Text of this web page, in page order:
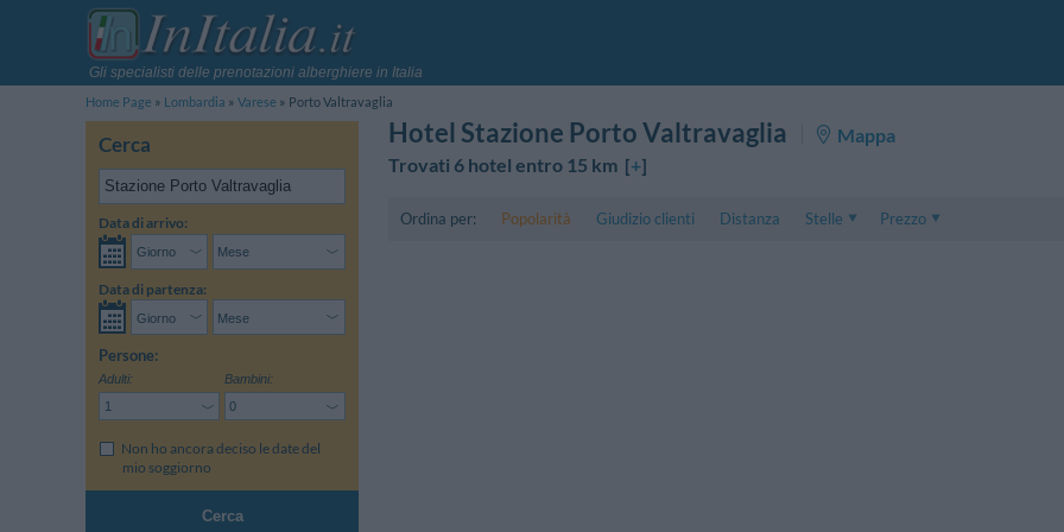
Gli specialisti delle prenotazioni alberghiere in Italia
Home Page
Lombardia Varese Porto Valtravaglia
Cerca
Data di arrivo:
Data di partenza:
Persone:
Adulti: Bambini:
Non ho ancora deciso le date del
mio soggiorno
Cerca
Hotel Stazione Porto Valtravaglia
Mappa
Trovati 6 hotel entro 15 km [+]
Ordina per: Popolarità Giudizio clienti Distanza
Stelle
Prezzo